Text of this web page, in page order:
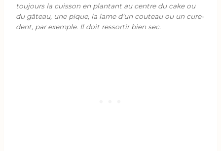
toujours la cuisson en plantant au centre du cake ou
du gâteau, une pique, la lame d’un couteau ou un cure-
dent, par exemple. Il doit ressortir bien sec.